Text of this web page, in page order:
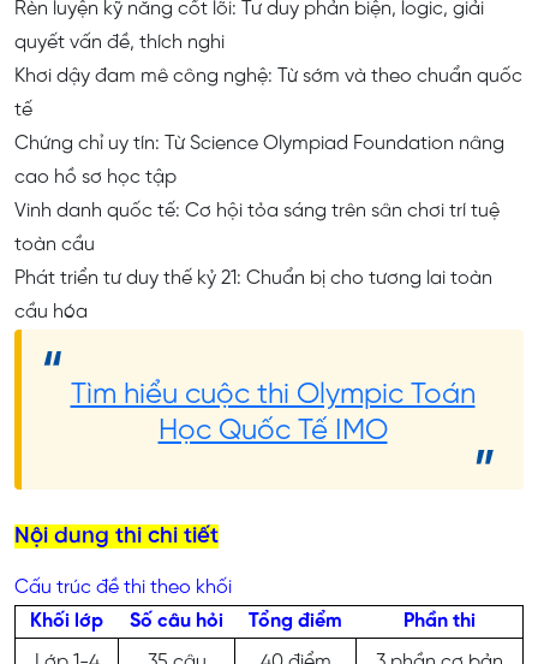
Rèn luyện kỹ năng cốt lõi: Tư duy phản biện, logic, giải
quyết vấn đề, thích nghi
Khơi dậy đam mê công nghệ: Từ sớm và theo chuẩn quốc
tế
Chứng chỉ uy tín: Từ Science Olympiad Foundation nâng
cao hồ sơ học tập
Vinh danh quốc tế: Cơ hội tỏa sáng trên sân chơi trí tuệ
toàn cầu
Phát triển tư duy thế kỷ 21: Chuẩn bị cho tương lai toàn
cầu hóa
Tìm hiểu cuộc thi Olympic Toán
Học Quốc Tế IMO
Nội dung thi chi tiết
Cấu trúc đề thi theo khối
Khối lớp
Số câu hỏi Tổng điểm
Phần thi